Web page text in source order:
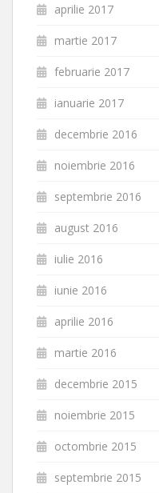
aprilie 2017
martie 2017
februarie 2017
ianuarie 2017
decembrie 2016
noiembrie 2016
septembrie 2016
august 2016
iulie 2016
iunie 2016
aprilie 2016
martie 2016
decembrie 2015
noiembrie 2015
octombrie 2015
septembrie 2015